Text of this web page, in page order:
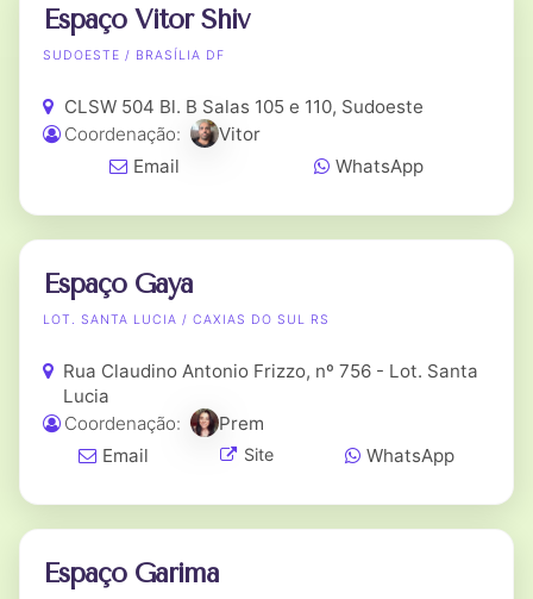
Espaço Vitor Shiv
SUDOESTE / BRASÍLIA DF
CLSW 504 Bl. B Salas 105 e 110, Sudoeste
Coordenação:
Vitor
Email
WhatsApp
Espaço Gaya
LOT. SANTA LUCIA / CAXIAS DO SUL RS
Rua Claudino Antonio Frizzo, nº 756 - Lot. Santa
Lucia
Coordenação:
Prem
Email
Site WhatsApp
Espaço Garima